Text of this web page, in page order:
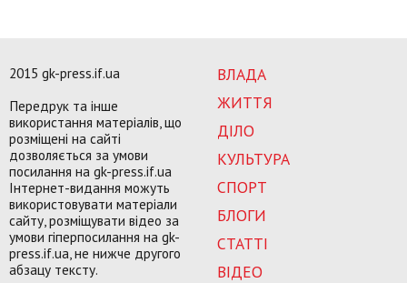
ВЛАДА
ЖИТТЯ
ДІЛО
КУЛЬТУРА
СПОРТ
БЛОГИ
СТАТТІ
ВІДЕО
2015 gk-press.if.ua
Передрук та інше
використання матеріалів, що
розміщені на сайті
дозволяється за умови
посилання на gk-press.if.ua
Інтернет-видання можуть
використовувати матеріали
сайту, розміщувати відео за
умови гіперпосилання на gk-
press.if.ua, не нижче другого
абзацу тексту.